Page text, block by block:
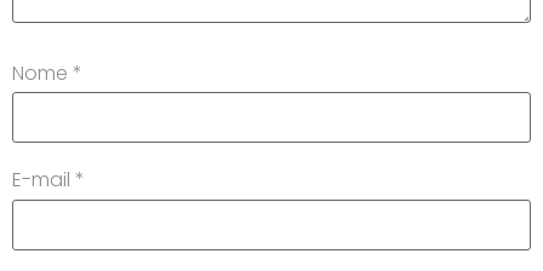
Nome *
E-mail *